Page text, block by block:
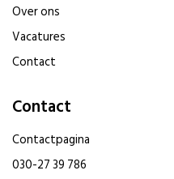
Over ons
Vacatures
Contact
Contact
Contactpagina
030-27 39 786